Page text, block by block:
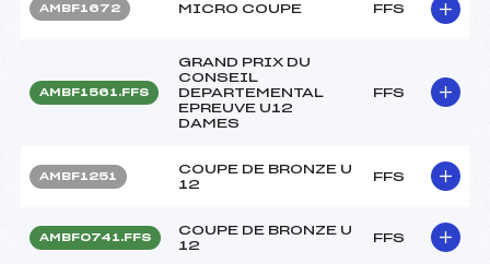
AMBF1672 MICRO COUPE FFS
AMBF1561.FFS
GRAND PRIX DU
CONSEIL
DEPARTEMENTAL
EPREUVE U12
DAMES
FFS
AMBF1251
COUPE DE BRONZE U
12
FFS
AMBF0741.FFS
COUPE DE BRONZE U
12
FFS